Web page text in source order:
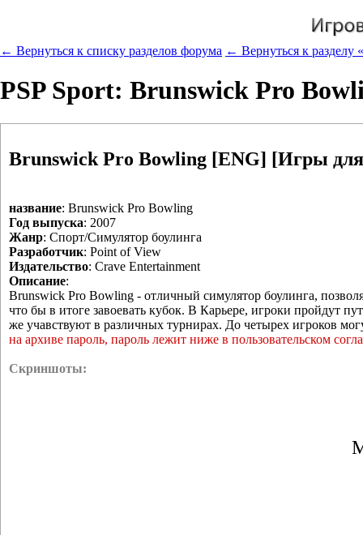
← Вернуться к списку разделов форума ← Вернуться к разделу
PSP Sport: Brunswick Pro
Brunswick Pro Bowling [ENG] [Игры
название: Brunswick Pro Bowling
Год выпуска: 2007
Жанр: Спорт/Симулятор боулинга
Разработчик: Point of View
Издательство: Crave Entertainment
Описание:
Brunswick Pro Bowling - отличный симулятор боулинга,
что бы в итоге завоевать кубок. В Карьере, игроки пройдут
же учавствуют в различных турнирах. До четырех игроков
на архиве пароль, пароль лежит ниже в пользовательском
Скриншоты: